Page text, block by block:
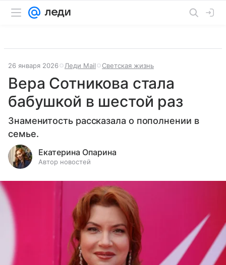
26 января 2026 Леди Mail Светская жизнь
Вера Сотникова стала
бабушкой в шестой раз
Знаменитость рассказала о пополнении в
семье.
Екатерина Опарина
Автор новостей